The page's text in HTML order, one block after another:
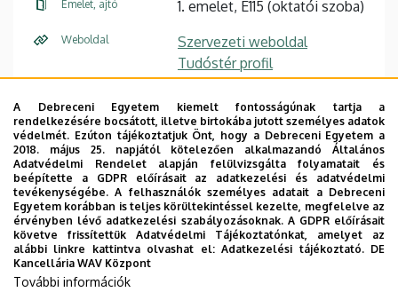
Emelet, ajtó 1. emelet, E115 (oktatói szoba)
Weboldal
Szervezeti weboldal
Tudóstér profil
Dr. Pál Gergő adjunktus
A Debreceni Egyetem kiemelt fontosságúnak tartja a
rendelkezésére bocsátott, illetve birtokába jutott személyes adatok
védelmét. Ezúton tájékoztatjuk Önt, hogy a Debreceni Egyetem a
2018. május 25. napjától kötelezően alkalmazandó Általános
Adatvédelmi Rendelet alapján felülvizsgálta folyamatait és
beépítette a GDPR előírásait az adatkezelési és adatvédelmi
tevékenységébe. A felhasználók személyes adatait a Debreceni
Egyetem korábban is teljes körültekintéssel kezelte, megfelelve az
érvényben lévő adatkezelési szabályozásoknak. A GDPR előírásait
követve frissítettük Adatvédelmi Tájékoztatónkat, amelyet az
alábbi linkre kattintva olvashat el:Adatkezelési tájékoztató. DE
Kancellária WAV Központ
További információk